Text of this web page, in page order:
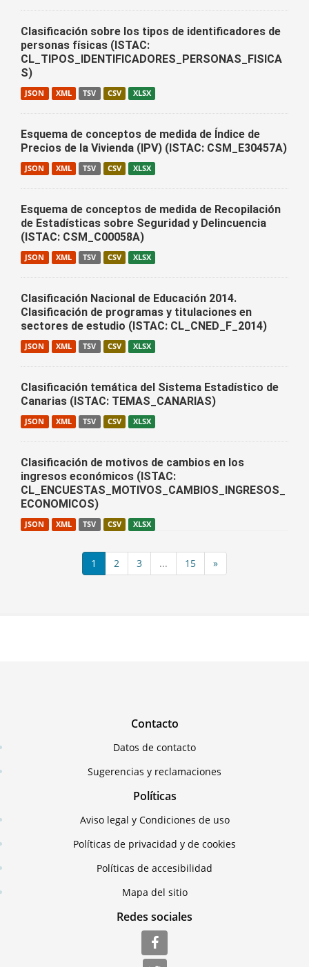
Clasificación sobre los tipos de identificadores de
personas físicas (ISTAC:
CL_TIPOS_IDENTIFICADORES_PERSONAS_FISICA
S)
JSON XML TSV CSV XLSX
Esquema de conceptos de medida de Índice de
Precios de la Vivienda (IPV) (ISTAC: CSM_E30457A)
JSON XML TSV CSV XLSX
Esquema de conceptos de medida de Recopilación
de Estadísticas sobre Seguridad y Delincuencia
(ISTAC: CSM_C00058A)
JSON XML TSV CSV XLSX
Clasificación Nacional de Educación 2014.
Clasificación de programas y titulaciones en
sectores de estudio (ISTAC: CL_CNED_F_2014)
JSON XML TSV CSV XLSX
Clasificación temática del Sistema Estadístico de
Canarias (ISTAC: TEMAS_CANARIAS)
JSON XML TSV CSV XLSX
Clasificación de motivos de cambios en los
ingresos económicos (ISTAC:
CL_ENCUESTAS_MOTIVOS_CAMBIOS_INGRESOS_
ECONOMICOS)
JSON XML TSV CSV XLSX
1 2 3 ... 15 »
Contacto
Datos de contacto
Sugerencias y reclamaciones
Políticas
Aviso legal y Condiciones de uso
Políticas de privacidad y de cookies
Políticas de accesibilidad
Mapa del sitio
Redes sociales